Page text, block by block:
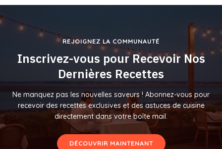
REJOIGNEZ LA COMMUNAUTÉ
Inscrivez-vous pour Recevoir Nos
Dernières Recettes
Ne manquez pas les nouvelles saveurs ! Abonnez-vous pour
recevoir des recettes exclusives et des astuces de cuisine
directement dans votre boîte mail.
DÉCOUVRIR MAINTENANT